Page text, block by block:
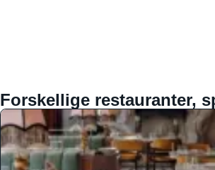
Forskellige restauranter,